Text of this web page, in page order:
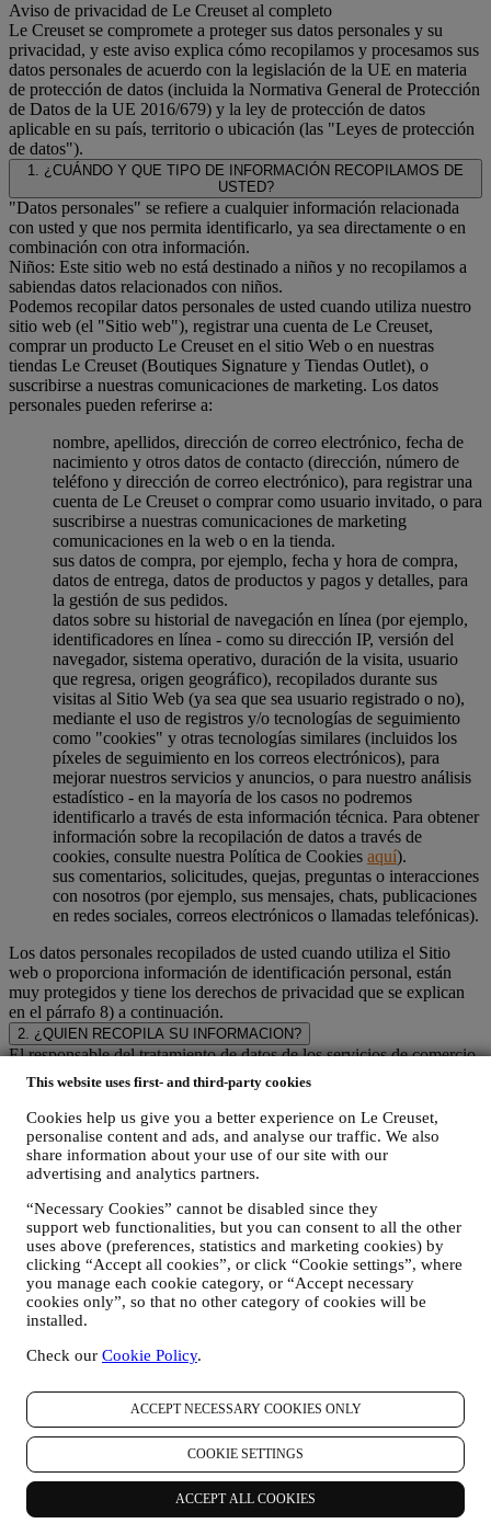
This website uses first- and third-party cookies
Cookies help us give you a better experience on Le Creuset,
personalise content and ads, and analyse our traffic. We also
share information about your use of our site with our
advertising and analytics partners.
“Necessary Cookies” cannot be disabled since they
support web functionalities, but you can consent to all the other
uses above (preferences, statistics and marketing cookies) by
clicking “Accept all cookies”, or click “Cookie settings”, where
you manage each cookie category, or “Accept necessary
cookies only”, so that no other category of cookies will be
installed.
Check our Cookie Policy.
ACCEPT NECESSARY COOKIES ONLY
COOKIE SETTINGS
ACCEPT ALL COOKIES
Aviso de privacidad de Le Creuset al completo
Le Creuset se compromete a proteger sus datos personales y su
privacidad, y este aviso explica cómo recopilamos y procesamos sus
datos personales de acuerdo con la legislación de la UE en materia
de protección de datos (incluida la Normativa General de Protección
de Datos de la UE 2016/679) y la ley de protección de datos
aplicable en su país, territorio o ubicación (las "Leyes de protección
de datos").
1. ¿CUÁNDO Y QUE TIPO DE INFORMACIÓN RECOPILAMOS DE
USTED?
"Datos personales" se refiere a cualquier información relacionada
con usted y que nos permita identificarlo, ya sea directamente o en
combinación con otra información.
Niños: Este sitio web no está destinado a niños y no recopilamos a
sabiendas datos relacionados con niños.
Podemos recopilar datos personales de usted cuando utiliza nuestro
sitio web (el "Sitio web"), registrar una cuenta de Le Creuset,
comprar un producto Le Creuset en el sitio Web o en nuestras
tiendas Le Creuset (Boutiques Signature y Tiendas Outlet), o
suscribirse a nuestras comunicaciones de marketing. Los datos
personales pueden referirse a:
nombre, apellidos, dirección de correo electrónico, fecha de
nacimiento y otros datos de contacto (dirección, número de
teléfono y dirección de correo electrónico), para registrar una
cuenta de Le Creuset o comprar como usuario invitado, o para
suscribirse a nuestras comunicaciones de marketing
comunicaciones en la web o en la tienda.
sus datos de compra, por ejemplo, fecha y hora de compra,
datos de entrega, datos de productos y pagos y detalles, para
la gestión de sus pedidos.
datos sobre su historial de navegación en línea (por ejemplo,
identificadores en línea - como su dirección IP, versión del
navegador, sistema operativo, duración de la visita, usuario
que regresa, origen geográfico), recopilados durante sus
visitas al Sitio Web (ya sea que sea usuario registrado o no),
mediante el uso de registros y/o tecnologías de seguimiento
como "cookies" y otras tecnologías similares (incluidos los
píxeles de seguimiento en los correos electrónicos), para
mejorar nuestros servicios y anuncios, o para nuestro análisis
estadístico - en la mayoría de los casos no podremos
identificarlo a través de esta información técnica. Para obtener
información sobre la recopilación de datos a través de
cookies, consulte nuestra Política de Cookies aquí).
sus comentarios, solicitudes, quejas, preguntas o interacciones
con nosotros (por ejemplo, sus mensajes, chats, publicaciones
en redes sociales, correos electrónicos o llamadas telefónicas).
Los datos personales recopilados de usted cuando utiliza el Sitio
web o proporciona información de identificación personal, están
muy protegidos y tiene los derechos de privacidad que se explican
en el párrafo 8) a continuación.
2. ¿QUIEN RECOPILA SU INFORMACION?
El responsable del tratamiento de datos de los servicios de comercio
electrónico ofrecidos a través del Sitio Web es Le Creuset SL con
domicilio social en Paseo de Gracia 9, 2º - 08007 – Barcelona.
Si consientes recibir comunicaciones de marketing de nuestra parte,
pasarás a formar parte de la base de datos de consumidores del
grupo Le Creuset, que es gestionada, como corresponsables del
tratamiento, por Le Creuset SL y Le Creuset Group AG, con
designado como representante en la UE a Le Creuset SL, con
número de IVA B62153630, con oficinas en Paseo de Gracia 9, 2º,
08007 Barcelona, España), en base a un acuerdo de
corresponsabilidad que establece esencialmente que
(a) Le Creuset Group AG se encarga de la estrategia general que
rige el marketing y la experiencia personalizada del cliente;
(b) las entidades locales de Le Creuset se benefician e implementan
dicha estrategia, así como desarrollan de manera independiente
comunicaciones/iniciativas de marketing a nivel local (dentro de un
país específico);
(c) ambos corresponsables están obligados a atender las solicitudes
de derechos de los interesados.
3. ¿POR QUÉ RECOPILAMOS ESTA INFORMACIÓN?
Podemos procesar sus datos para los siguientes fines:
PARA NUESTRAS OBLIGACIONES LEGALES Es